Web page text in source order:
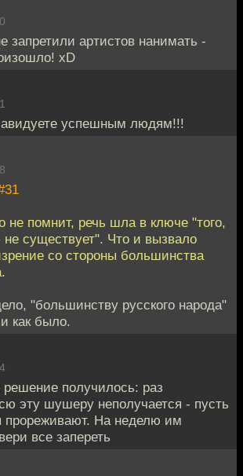
запретили артистов нанимать -
xD
успешным людям!!!
не помнит, речь шла в ключе "того,
не существует". Что и вызвало
со стороны большинства
"большинству русского народа"
как было.
получилось: раз
эту шушеру неполучается - пусть
прореживают. На неделю им
все запереть